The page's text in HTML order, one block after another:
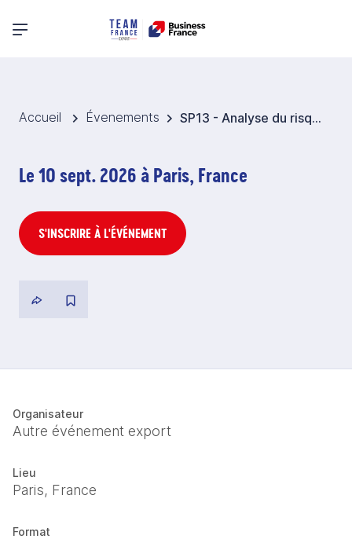
Menu principal
Accueil Évenements SP13 - Analyse du risque pays / S2
Le 10 sept. 2026 à Paris, France
S'INSCRIRE À L'ÉVÉNEMENT
Organisateur
Autre événement export
Lieu
Paris, France
Format